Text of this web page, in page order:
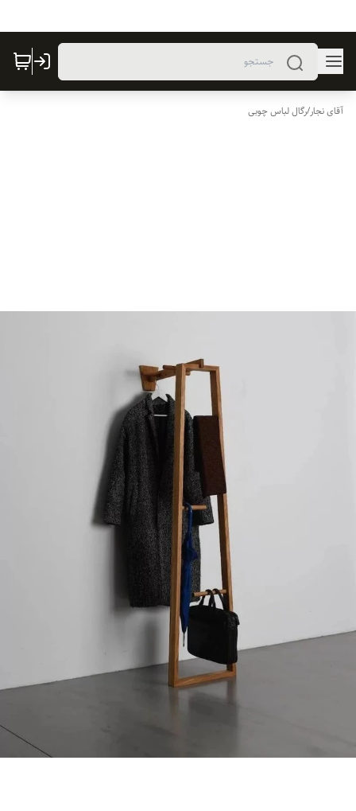
آقای نجار/رگال لباس چوبی